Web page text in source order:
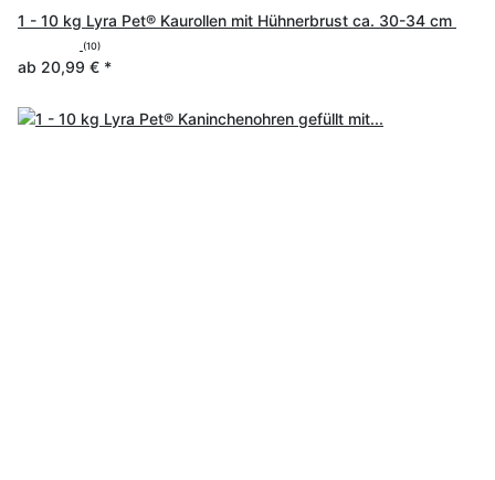
1 - 10 kg Lyra Pet® Kaurollen mit Hühnerbrust ca. 30-34 cm
(10)
ab 20,99 € *